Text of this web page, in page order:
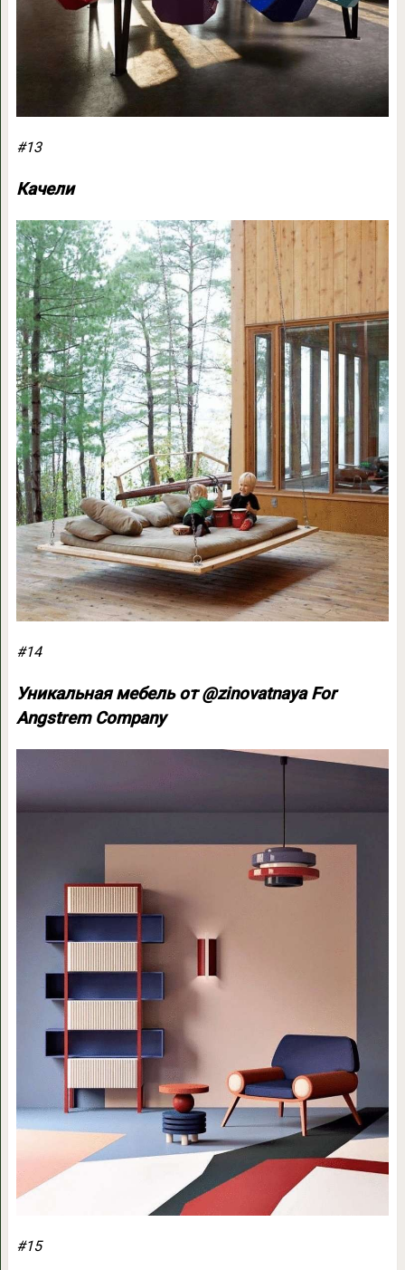
#13
Качели
#14
Уникальная мебель от @zinovatnaya For
Angstrem Company
#15